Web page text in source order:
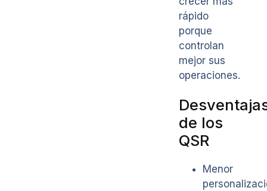
rápido
porque
controlan
mejor sus
operaciones.
de los
QSR
Menor